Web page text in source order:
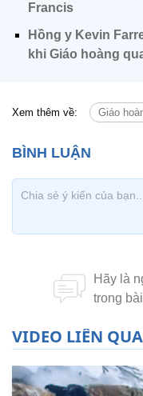
Francis
Hồng y Kevin
khi Giáo hoàng
Xem thêm về: Giáo
VIDEO LIÊN